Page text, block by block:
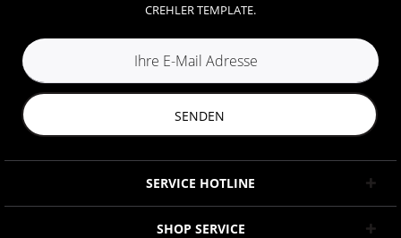
CREHLER TEMPLATE.
SENDEN
SERVICE HOTLINE
SHOP SERVICE